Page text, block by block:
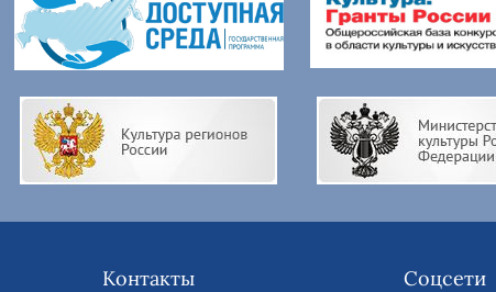
Контакты Соцсети